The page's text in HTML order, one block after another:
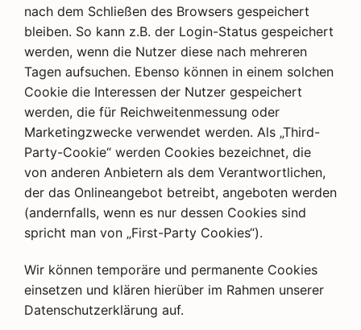
nach dem Schließen des Browsers gespeichert
bleiben. So kann z.B. der Login-Status gespeichert
werden, wenn die Nutzer diese nach mehreren
Tagen aufsuchen. Ebenso können in einem solchen
Cookie die Interessen der Nutzer gespeichert
werden, die für Reichweitenmessung oder
Marketingzwecke verwendet werden. Als „Third-
Party-Cookie“ werden Cookies bezeichnet, die
von anderen Anbietern als dem Verantwortlichen,
der das Onlineangebot betreibt, angeboten werden
(andernfalls, wenn es nur dessen Cookies sind
spricht man von „First-Party Cookies“).
Wir können temporäre und permanente Cookies
einsetzen und klären hierüber im Rahmen unserer
Datenschutzerklärung auf.